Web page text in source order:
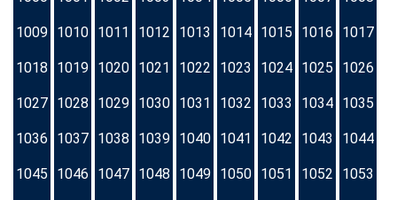
1009 1010 1011 1012 1013 1014 1015 1016 1017
1018 1019 1020 1021 1022 1023 1024 1025 1026
1027 1028 1029 1030 1031 1032 1033 1034 1035
1036 1037 1038 1039 1040 1041 1042 1043 1044
1045 1046 1047 1048 1049 1050 1051 1052 1053